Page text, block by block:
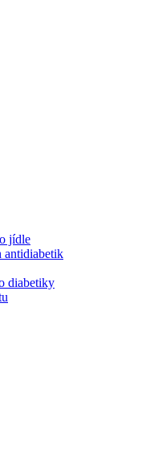
jídle
antidiabetik
diabetiky